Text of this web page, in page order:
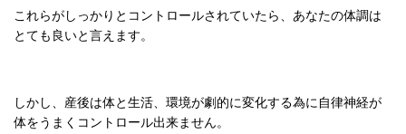
これらがしっかりとコントロールされていたら、あなたの体調は
とても良いと言えます。
しかし、産後は体と生活、環境が劇的に変化する為に自律神経が
体をうまくコントロール出来ません。